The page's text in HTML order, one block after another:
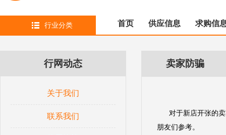
行业分类 首页 供应信息 求购信
行网动态
关于我们
联系我们
卖家防骗
对于新店开张的卖
朋友们参考。